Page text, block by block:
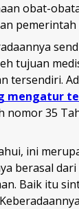
obat-
pemerintah
tujuan
tersendiri.
mengatur
nomor 35
ini
berasal
Baik itu